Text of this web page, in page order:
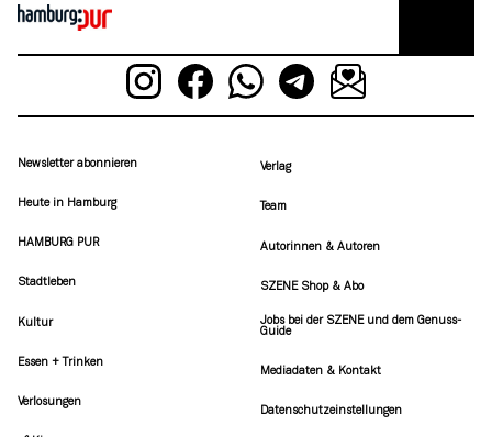
Newsletter abonnieren
Heute in Hamburg
HAMBURG PUR
Stadtleben
Kultur
Essen + Trinken
Verlosungen
Verlag
Team
Autorinnen & Autoren
SZENE Shop & Abo
Jobs bei der SZENE und dem Genuss-
Guide
Mediadaten & Kontakt
Datenschutzeinstellungen